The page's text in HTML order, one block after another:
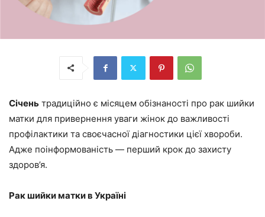
Січень традиційно є місяцем обізнаності про рак шийки
матки для привернення уваги жінок до важливості
профілактики та своєчасної діагностики цієї хвороби.
Адже поінформованість — перший крок до захисту
здоров’я.
Рак шийки матки в Україні